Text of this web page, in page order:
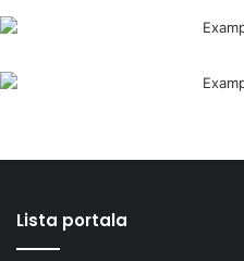
Lista portala